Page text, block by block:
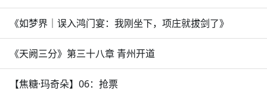
《如梦界｜误入鸿门宴：我刚坐下，项庄就拔剑了》
《天阙三分》第三十八章 青州开道
【焦糖·玛奇朵】06：抢票